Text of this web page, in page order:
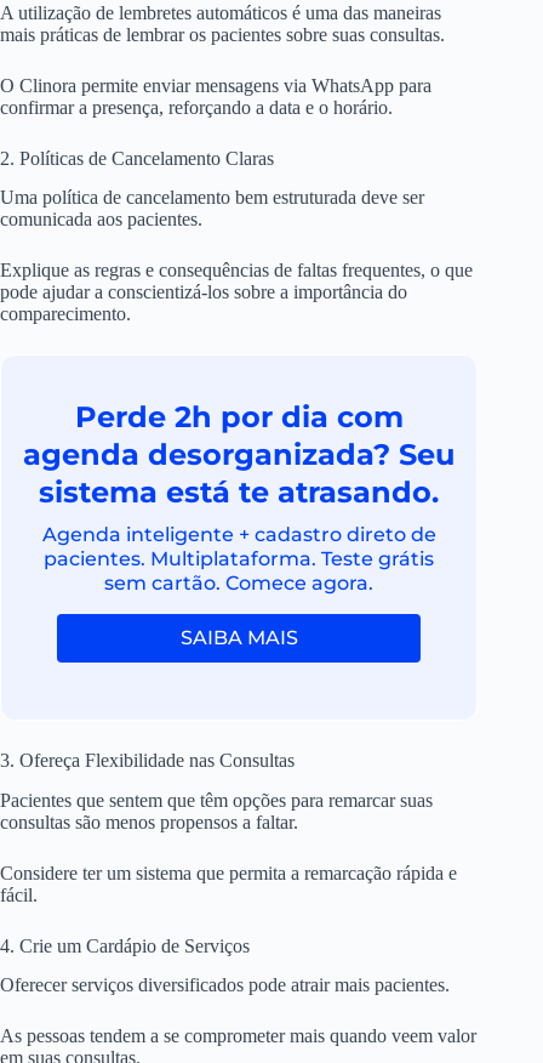
A utilização de lembretes automáticos é uma das maneiras
mais práticas de lembrar os pacientes sobre suas consultas.
O Clinora permite enviar mensagens via WhatsApp para
confirmar a presença, reforçando a data e o horário.
2. Políticas de Cancelamento Claras
Uma política de cancelamento bem estruturada deve ser
comunicada aos pacientes.
Explique as regras e consequências de faltas frequentes, o que
pode ajudar a conscientizá-los sobre a importância do
comparecimento.
Perde 2h por dia com
agenda desorganizada? Seu
sistema está te atrasando.
Agenda inteligente + cadastro direto de
pacientes. Multiplataforma. Teste grátis
sem cartão. Comece agora.
SAIBA MAIS
3. Ofereça Flexibilidade nas Consultas
Pacientes que sentem que têm opções para remarcar suas
consultas são menos propensos a faltar.
Considere ter um sistema que permita a remarcação rápida e
fácil.
4. Crie um Cardápio de Serviços
Oferecer serviços diversificados pode atrair mais pacientes.
As pessoas tendem a se comprometer mais quando veem valor
em suas consultas.